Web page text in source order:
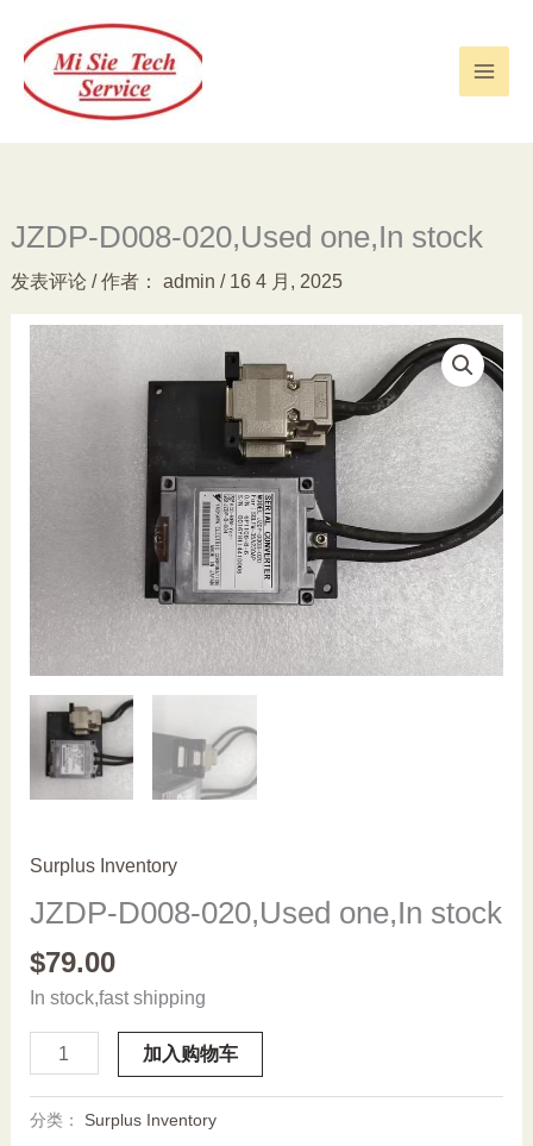
JZDP-D008-020,Used one,In stock
发表评论 / 作者： admin / 16 4 月, 2025
Surplus Inventory
JZDP-D008-020,Used one,In stock
$79.00
In stock,fast shipping
JZDP-
D008-
one,In
加入购物车
分类： Surplus Inventory